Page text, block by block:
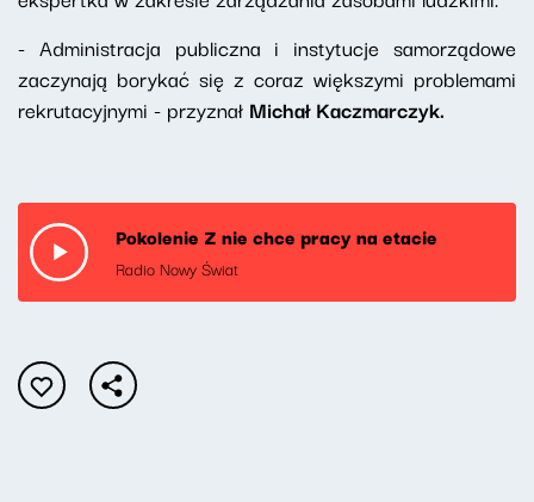
- Administracja publiczna i instytucje samorządowe
zaczynają borykać się z coraz większymi problemami
rekrutacyjnymi - przyznał Michał Kaczmarczyk.
Pokolenie Z nie chce pracy na etacie
Radio Nowy Świat